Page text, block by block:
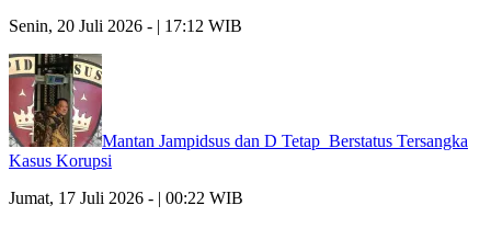
Senin, 20 Juli 2026 - | 17:12 WIB
Mantan Jampidsus dan D Tetap Berstatus Tersangka
Kasus Korupsi
Jumat, 17 Juli 2026 - | 00:22 WIB